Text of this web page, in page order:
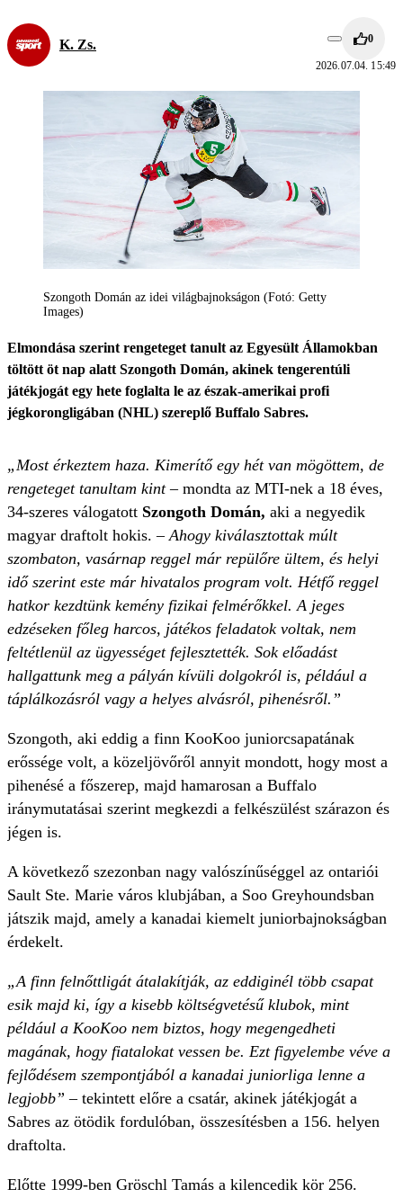
K. Zs. 0
2026.07.04. 15:49
Szongoth Domán az idei világbajnokságon (Fotó: Getty
Images)
Elmondása szerint rengeteget tanult az Egyesült Államokban
töltött öt nap alatt Szongoth Domán, akinek tengerentúli
játékjogát egy hete foglalta le az észak-amerikai profi
jégkorongligában (NHL) szereplő Buffalo Sabres.
„Most érkeztem haza. Kimerítő egy hét van mögöttem, de
rengeteget tanultam kint – mondta az MTI-nek a 18 éves,
34-szeres válogatott Szongoth Domán, aki a negyedik
magyar draftolt hokis.– Ahogy kiválasztottak múlt
szombaton, vasárnap reggel már repülőre ültem, és helyi
idő szerint este már hivatalos program volt. Hétfő reggel
hatkor kezdtünk kemény fizikai felmérőkkel. A jeges
edzéseken főleg harcos, játékos feladatok voltak, nem
feltétlenül az ügyességet fejlesztették. Sok előadást
hallgattunk meg a pályán kívüli dolgokról is, például a
táplálkozásról vagy a helyes alvásról, pihenésről.”
Szongoth, aki eddig a finn KooKoo juniorcsapatának
erőssége volt, a közeljövőről annyit mondott, hogy most a
pihenésé a főszerep, majd hamarosan a Buffalo
iránymutatásai szerint megkezdi a felkészülést szárazon és
jégen is.
A következő szezonban nagy valószínűséggel az ontariói
Sault Ste. Marie város klubjában, a Soo Greyhoundsban
játszik majd, amely a kanadai kiemelt juniorbajnokságban
érdekelt.
„A finn felnőttligát átalakítják, az eddiginél több csapat
esik majd ki, így a kisebb költségvetésű klubok, mint
például a KooKoo nem biztos, hogy megengedheti
magának, hogy fiatalokat vessen be. Ezt figyelembe véve a
fejlődésem szempontjából a kanadai juniorliga lenne a
legjobb” – tekintett előre a csatár, akinek játékjogát a
Sabres az ötödik fordulóban, összesítésben a 156. helyen
draftolta.
Előtte 1999-ben Gröschl Tamás a kilencedik kör 256.